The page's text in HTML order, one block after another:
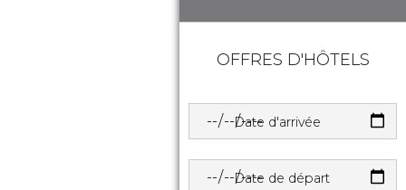
OFFRES D'HÔTELS
Date d'arrivée
Date de départ